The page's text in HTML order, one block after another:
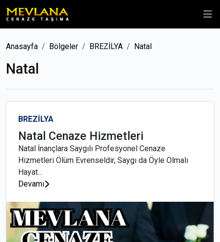
Anasayfa Bölgeler BREZİLYA Natal
Natal
BREZİLYA
Natal Cenaze Hizmetleri
Natal İnançlara Saygılı Profesyonel Cenaze
Hizmetleri Ölüm Evrenseldir, Saygı da Öyle Olmalı
Hayat...
Devamı